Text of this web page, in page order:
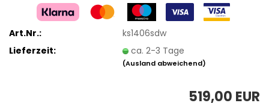
Art.Nr.:
ks1406sdw
Lieferzeit:
ca. 2-3 Tage
(Ausland abweichend)
519,00 EUR